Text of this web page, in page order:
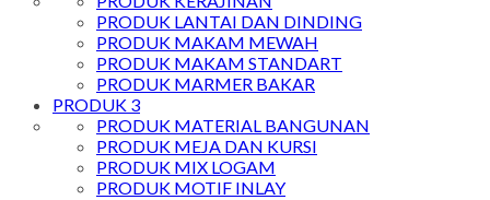
PRODUK LANTAI DAN DINDING
PRODUK MAKAM MEWAH
PRODUK MAKAM STANDART
PRODUK MARMER BAKAR
PRODUK 3
PRODUK MATERIAL BANGUNAN
PRODUK MEJA DAN KURSI
PRODUK MIX LOGAM
PRODUK MOTIF INLAY